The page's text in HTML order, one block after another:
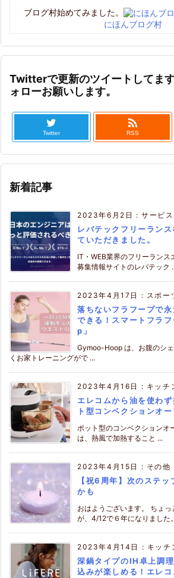
ブログ村始めてみました。
にほんブログ村
Twitterで更新のツイートしてま
ォローお願いします。
Twitter

RSS
新着記事
2023年6月2日 :サービス
レバテックフリーラン
ていただきました。
IT・WEB業界のフリーラン
募集情報サイトのレバテック
2023年4月17日 : スポー
落ちないフラフープで
できる！スマートフラ
p」
Gymoo-Hoop は、お腹のシ
くお家トレーニングがで ...
2023年4月16日 : キッチ
エレコムから油を使わ
ト型コンベクションオ
ポット型のコンベクションオ
は、熱風で加熱すること ...
2023年4月15日 : その他
【祝6周年】次のステ
かも
おはようございます。 ちょ
が、4/12で６年になりました
2023年4月14日 : キッチ
深鍋タイプのIH卓上調
込みが楽しめる！エレ